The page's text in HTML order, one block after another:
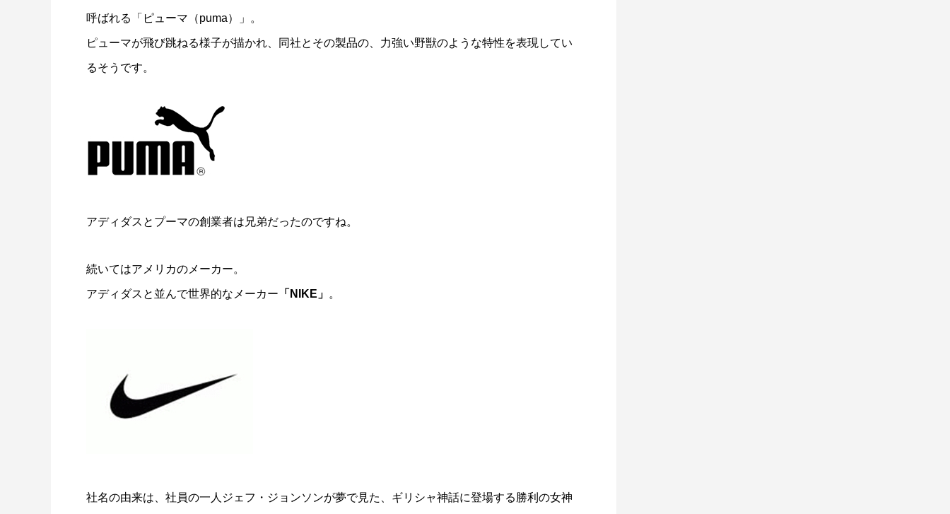
呼ばれる「ピューマ（puma）」。
ピューマが飛び跳ねる様子が描かれ、同社とその製品の、力強い野獣のような特性を表現してい
るそうです。
アディダスとプーマの創業者は兄弟だったのですね。
続いてはアメリカのメーカー。
アディダスと並んで世界的なメーカー 「NIKE」 。
社名の由来は、社員の一人ジェフ・ジョンソンが夢で見た、ギリシャ神話に登場する勝利の女神